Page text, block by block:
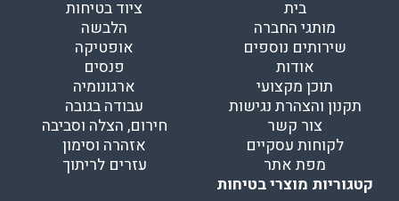
בית
מותגי החברה
שירותים נוספים
אודות
תוכן מקצועי
תקנון והצהרת נגישות
צור קשר
לקוחות עסקיים
מפת אתר
ציוד בטיחות
הלבשה
אופטיקה
פנסים
ארגונומיה
עבודה בגובה
חירום, הצלה וסביבה
אזהרה וסימון
עזרים לריתוך
קטגוריות מוצרי בטיחות